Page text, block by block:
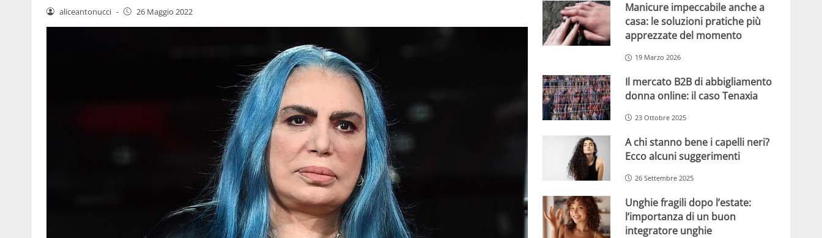
aliceantonucci - 26 Maggio 2022
Manicure impeccabile anche a
casa: le soluzioni pratiche più
apprezzate del momento
19 Marzo 2026
Il mercato B2B di abbigliamento
donna online: il caso Tenaxia
23 Ottobre 2025
A chi stanno bene i capelli neri?
Ecco alcuni suggerimenti
26 Settembre 2025
Unghie fragili dopo l’estate:
l’importanza di un buon
integratore unghie